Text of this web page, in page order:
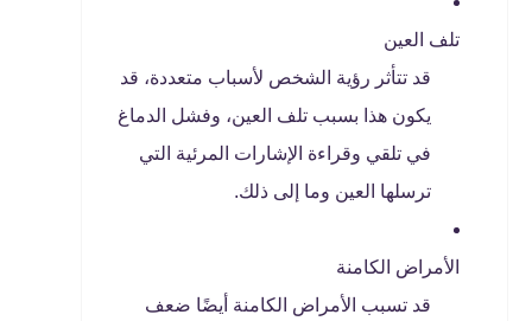
تلف العين
قد تتأثر رؤية الشخص لأسباب متعددة، قد
يكون هذا بسبب تلف العين، وفشل الدماغ
في تلقي وقراءة الإشارات المرئية التي
ترسلها العين وما إلى ذلك.
الأمراض الكامنة
قد تسبب الأمراض الكامنة أيضًا ضعف